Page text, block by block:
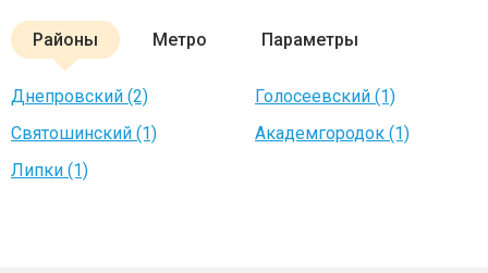
Районы Метро Параметры
Днепровский (2)
Голосеевский (1)
Святошинский (1)
Академгородок (1)
Липки (1)